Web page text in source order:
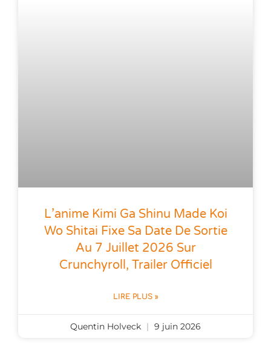
L’anime Kimi Ga Shinu Made Koi
Wo Shitai Fixe Sa Date De Sortie
Au 7 Juillet 2026 Sur
Crunchyroll, Trailer Officiel
LIRE PLUS »
Quentin Holveck 9 juin 2026